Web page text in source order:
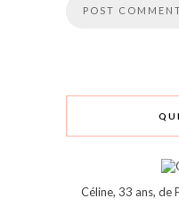
Céline, 33 ans, de